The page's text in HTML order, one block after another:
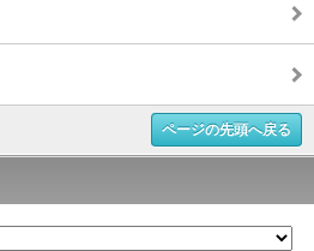
ページの先頭へ戻る